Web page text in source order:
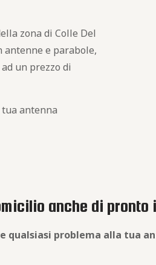
zona di Colle Del
e parabole,
un prezzo di
antenna
anche di pronto
qualsiasi problema alla tua